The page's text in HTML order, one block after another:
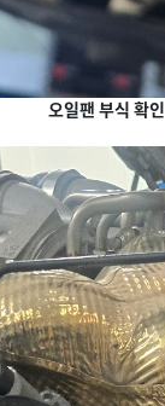
오일팬 부식 확인